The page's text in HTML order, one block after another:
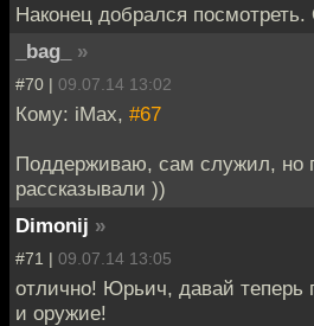
Наконец добрался
_bag_
»
#70 | 09.07.14 13:02
Кому: iMax, #67
Поддерживаю, сам служил, но
рассказывали ))
Dimonij »
#71 | 09.07.14 13:05
отлично! Юрьич, давай теперь
и оружие!